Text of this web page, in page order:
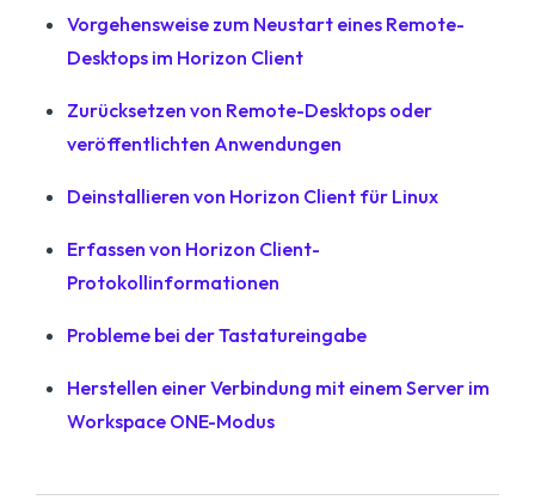
Vorgehensweise zum Neustart eines Remote-
Desktops im Horizon Client
Zurücksetzen von Remote-Desktops oder
veröffentlichten Anwendungen
Deinstallieren von Horizon Client für Linux
Erfassen von Horizon Client-
Protokollinformationen
Probleme bei der Tastatureingabe
Herstellen einer Verbindung mit einem Server im
Workspace ONE-Modus